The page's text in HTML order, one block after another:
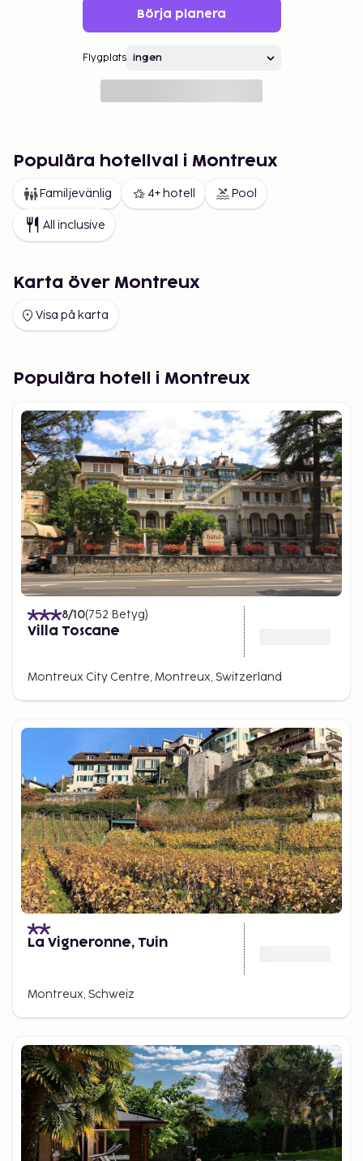
Börja planera
Flygplats
Populära hotellval i Montreux
Familjevänlig 4+ hotell Pool
All inclusive
Karta över Montreux
Visa på karta
Populära hotell i Montreux
8/10(752 Betyg)
Villa Toscane
Montreux City Centre, Montreux, Switzerland
La Vigneronne, Tuin
Montreux, Schweiz